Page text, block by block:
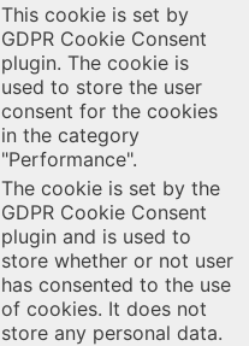
This cookie is set by
GDPR Cookie Consent
plugin. The cookie is
used to store the user
consent for the cookies
in the category
"Performance".
The cookie is set by the
GDPR Cookie Consent
plugin and is used to
store whether or not user
has consented to the use
of cookies. It does not
store any personal data.